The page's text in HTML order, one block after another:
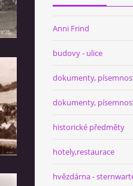
Anni Frind
budovy - ulice
dokumenty,
dokumenty,
historické předměty
hotely,restaurace
hvězdárna -